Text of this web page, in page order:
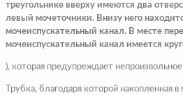
треугольнике вверху имеются два
левый мочеточники. Внизу него
мочеиспускательный канал. В месте
мочеиспускательный канал имеется
), которая предупреждает
Трубка, благодаря которой накопленная